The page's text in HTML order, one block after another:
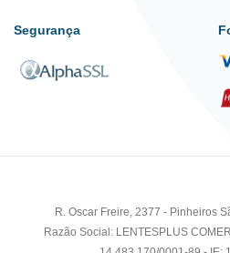
Segurança
R. Oscar Freire, 2377 - Pinheiros
Razão Social: LENTESPLUS